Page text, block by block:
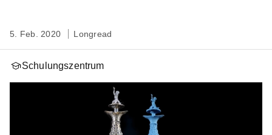
5. Feb. 2020 Longread
Schulungszentrum